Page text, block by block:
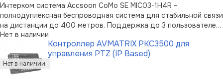
Интерком система Accsoon CoMo SE MIC03-1H4R –
полнодуплексная беспроводная система для стабильной связи
на дистанции до 400 метров. Поддержка до 3 пользователей
одновременно обеспечивает надежную и эффективную
координацию во время масштабных съемок или мероприятий.
Особенности: Увеличенный диапазон …
Нет в наличии
Контроллер AVMATRIX PKC3500 для
управления PTZ (IP Based)